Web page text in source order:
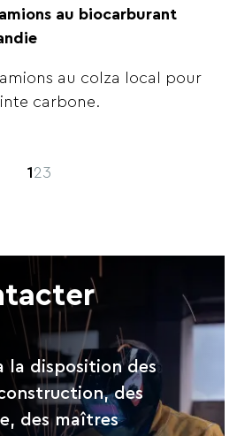
au biocarburant
au colza local pour
carbone.
123
la disposition des
des
des maîtres